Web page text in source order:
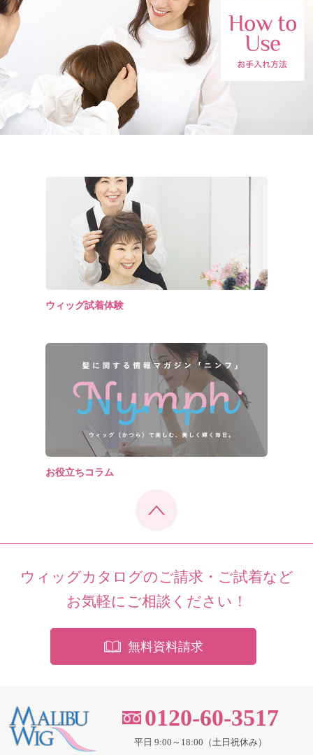
ウィッグ試着体験
お役立ちコラム
ウィッグカタログのご請求・ご試着など
お気軽にご相談ください！
無料資料請求
0120-60-3517
平日 9:00～18:00（土日祝休み）